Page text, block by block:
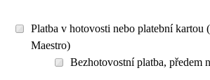
Platba v hotovosti nebo platební kartou
Maestro)
Bezhotovostní platba, předem